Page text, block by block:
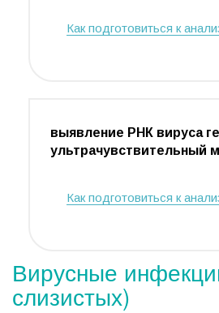
Как подготовиться к
выявление РНК вируса
ультрачувствительный
Как подготовиться к
Вирусные
слизистых)